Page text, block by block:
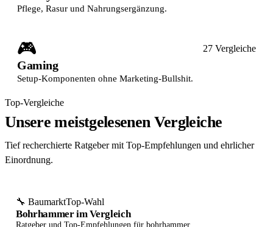
Pflege, Rasur und Nahrungsergänzung.
🎮 27 Vergleiche
Gaming
Setup-Komponenten ohne Marketing-Bullshit.
Top-Vergleiche
Unsere meistgelesenen Vergleiche
Tief recherchierte Ratgeber mit Top-Empfehlungen und ehrlicher
Einordnung.
🔧 BaumarktTop-Wahl
Bohrhammer im Vergleich
Ratgeber und Top-Empfehlungen für bohrhammer.